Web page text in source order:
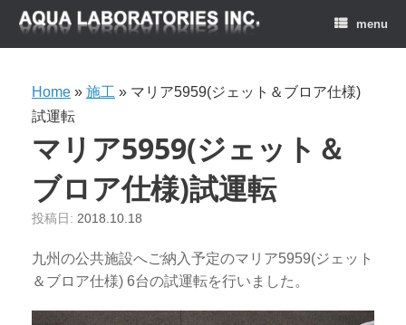
menu
Home » 施工 » マリア5959(ジェット＆ブロア仕様)
試運転
マリア5959(ジェット＆
ブロア仕様)試運転
投稿日: 2018.10.18
九州の公共施設へご納入予定のマリア5959(ジェット
＆ブロア仕様) 6台の試運転を行いました。